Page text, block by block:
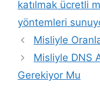
katılmak ücretli
yöntemleri
Misliyle
Misliyle DNS
Gerekiyor Mu